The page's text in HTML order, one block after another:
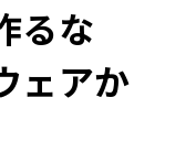
るな
ェアか